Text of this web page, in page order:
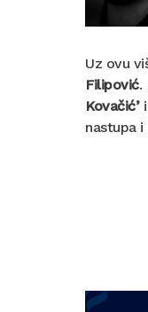
Uz ovu
Filipović.
Kovačić’i
nastupa i